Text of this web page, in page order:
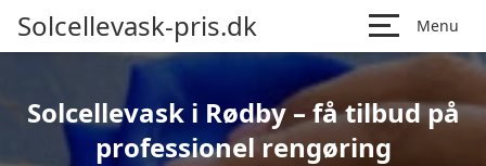
Solcellevask-pris.dk Menu
Solcellevask i Rødby – få tilbud på
professionel rengøring